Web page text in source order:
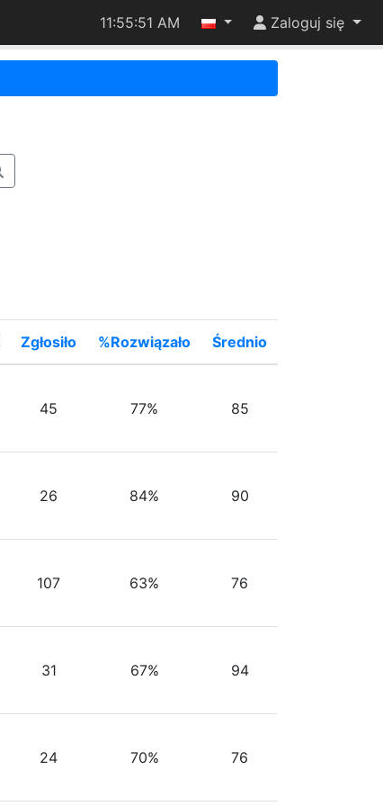
11:55:51 AM Zaloguj się
Zgłosiło %Rozwiązało Średnio
45 77% 85
26 84% 90
107 63% 76
31 67% 94
24 70% 76